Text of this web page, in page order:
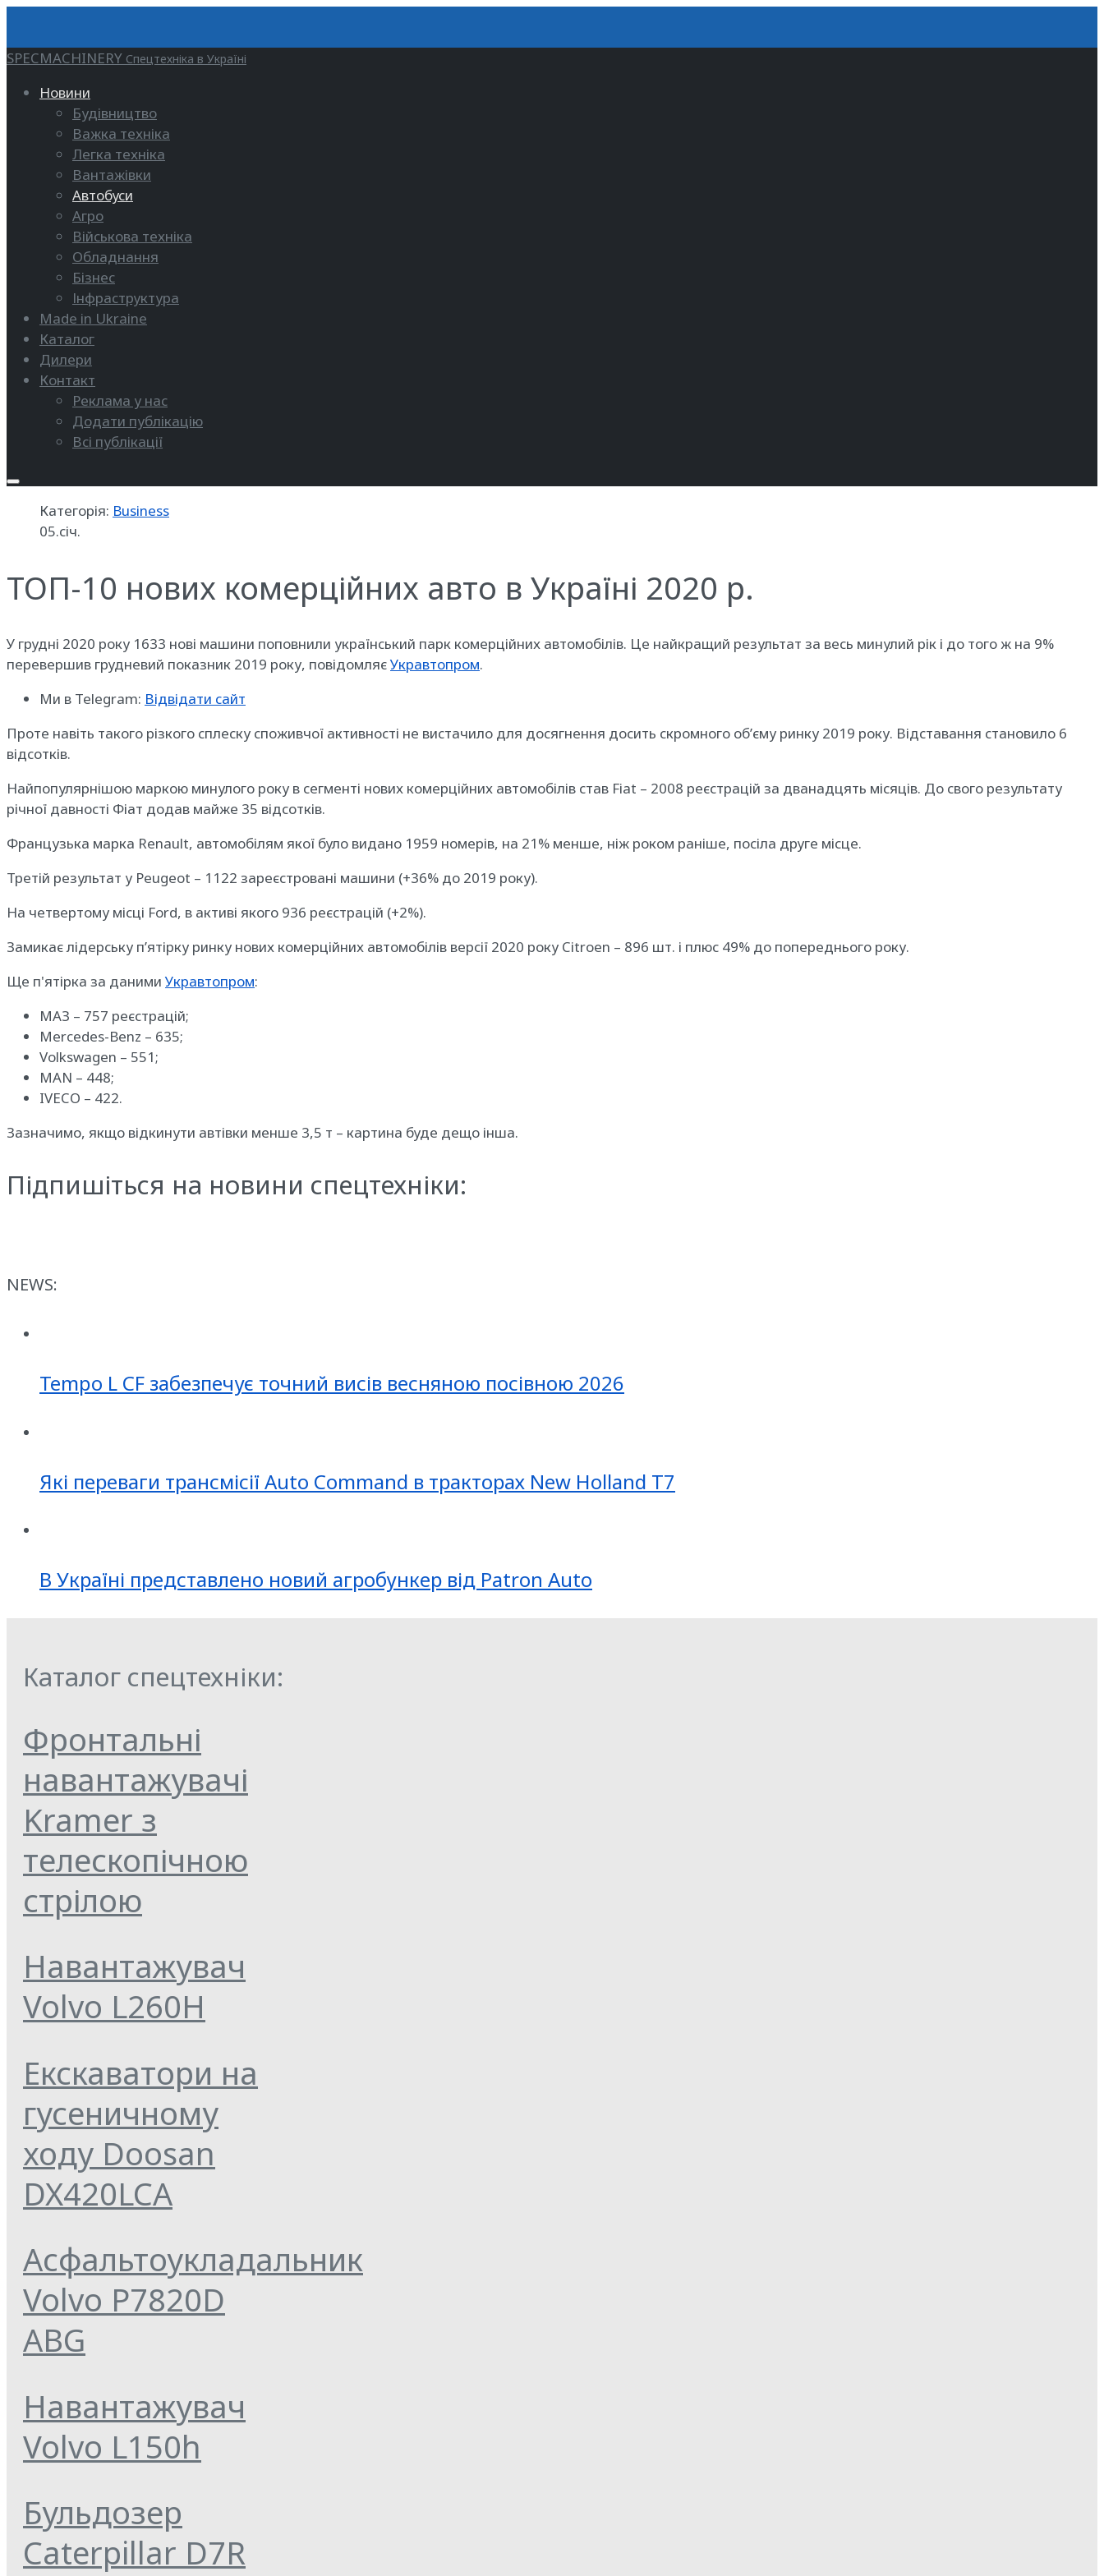
SPECMACHINERY Спецтехніка в Україні
Новини
Будівництво
Важка техніка
Легка техніка
Вантажівки
Автобуси
Агро
Військова техніка
Обладнання
Бізнес
Інфраструктура
Made in Ukraine
Каталог
Дилери
Контакт
Реклама у нас
Додати публікацію
Всі публікації
Категорія: Business
05.січ.
ТОП-10 нових комерційних авто в Україні 2020 р.
У грудні 2020 року 1633 нові машини поповнили український парк комерційних автомобілів. Це найкращий результат за весь минулий рік і до того ж на 9%
перевершив грудневий показник 2019 року, повідомляєУкравтопром.
Ми в Telegram: Відвідати сайт
Проте навіть такого різкого сплеску споживчої активності не вистачило для досягнення досить скромного об’єму ринку 2019 року. Відставання становило 6
відсотків.
Найпопулярнішою маркою минулого року в сегменті нових комерційних автомобілів став Fiat – 2008 реєстрацій за дванадцять місяців. До свого результату
річної давності Фіат додав майже 35 відсотків.
Французька марка Renault, автомобілям якої було видано 1959 номерів, на 21% менше, ніж роком раніше, посіла друге місце.
Третій результат у Peugeot – 1122 зареєстровані машини (+36% до 2019 року).
На четвертому місці Ford, в активі якого 936 реєстрацій (+2%).
Замикає лідерську п’ятірку ринку нових комерційних автомобілів версії 2020 року Citroen – 896 шт. і плюс 49% до попереднього року.
Ще п'ятірка за даними Укравтопром:
МАЗ – 757 реєстрацій;
Mercedes-Benz – 635;
Volkswagen – 551;
MAN – 448;
IVECO – 422.
Зазначимо, якщо відкинути автівки менше 3,5 т – картина буде дещо інша.
Підпишіться на новини спецтехніки:
NEWS:
Tempo L CF забезпечує точний висів весняною посівною 2026
Які переваги трансмісії Auto Command в тракторах New Holland T7
В Україні представлено новий агробункер від Patron Auto
Каталог спецтехніки:
Фронтальні
навантажувачі
Kramer з
телескопічною
стрілою
Навантажувач
Volvo L260H
Екскаватори на
гусеничному
ходу Doosan
DX420LCA
Асфальтоукладальник
Volvo P7820D
ABG
Навантажувач
Volvo L150h
Бульдозер
Caterpillar D7R